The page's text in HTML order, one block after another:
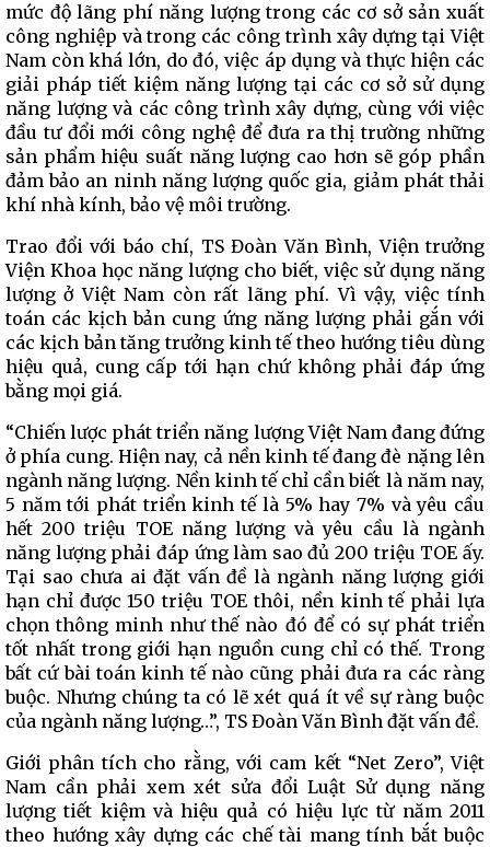
mức độ lãng phí năng lượng trong các cơ sở sản xuất
công nghiệp và trong các công trình xây dựng tại Việt
Nam còn khá lớn, do đó, việc áp dụng và thực hiện các
giải pháp tiết kiệm năng lượng tại các cơ sở sử dụng
năng lượng và các công trình xây dựng, cùng với việc
đầu tư đổi mới công nghệ để đưa ra thị trường những
sản phẩm hiệu suất năng lượng cao hơn sẽ góp phần
đảm bảo an ninh năng lượng quốc gia, giảm phát thải
khí nhà kính, bảo vệ môi trường.
Trao đổi với báo chí, TS Đoàn Văn Bình, Viện trưởng
Viện Khoa học năng lượng cho biết, việc sử dụng năng
lượng ở Việt Nam còn rất lãng phí. Vì vậy, việc tính
toán các kịch bản cung ứng năng lượng phải gắn với
các kịch bản tăng trưởng kinh tế theo hướng tiêu dùng
hiệu quả, cung cấp tới hạn chứ không phải đáp ứng
bằng mọi giá.
“Chiến lược phát triển năng lượng Việt Nam đang đứng
ở phía cung. Hiện nay, cả nền kinh tế đang đè nặng lên
ngành năng lượng. Nền kinh tế chỉ cần biết là năm nay,
5 năm tới phát triển kinh tế là 5% hay 7% và yêu cầu
hết 200 triệu TOE năng lượng và yêu cầu là ngành
năng lượng phải đáp ứng làm sao đủ 200 triệu TOE ấy.
Tại sao chưa ai đặt vấn đề là ngành năng lượng giới
hạn chỉ được 150 triệu TOE thôi, nền kinh tế phải lựa
chọn thông minh như thế nào đó để có sự phát triển
tốt nhất trong giới hạn nguồn cung chỉ có thế. Trong
bất cứ bài toán kinh tế nào cũng phải đưa ra các ràng
buộc. Nhưng chúng ta có lẽ xét quá ít về sự ràng buộc
của ngành năng lượng…”, TS Đoàn Văn Bình đặt vấn đề.
Giới phân tích cho rằng, với cam kết “Net Zero”, Việt
Nam cần phải xem xét sửa đổi Luật Sử dụng năng
lượng tiết kiệm và hiệu quả có hiệu lực từ năm 2011
theo hướng xây dựng các chế tài mang tính bắt buộc